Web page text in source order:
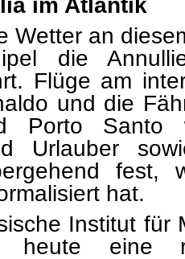
Wetter an
die
Flüge am
und die
Porto Santo
Urlauber
fest,
hat.
Institut für
heute eine
für die